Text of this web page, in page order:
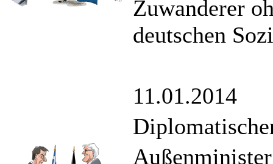
Zuwanderer
deutschen
11.01.2014